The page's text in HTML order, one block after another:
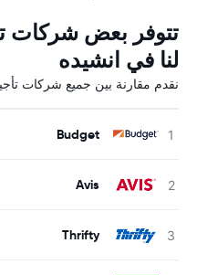
تتوفر بعض شركات
لنا في انشيده
نقدم مقارنة بين جميع شركات
Budget
Avis
Thrifty